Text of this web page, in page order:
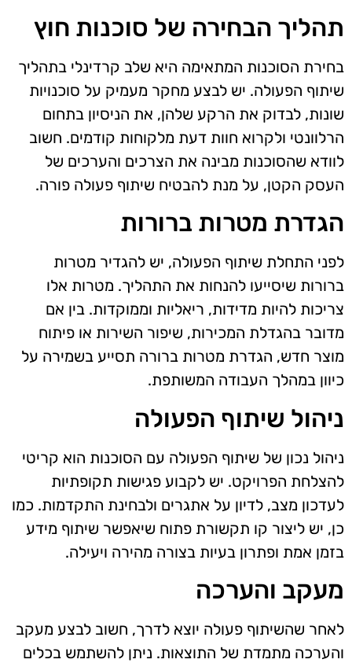
תהליך הבחירה של סוכנות חוץ
בחירת הסוכנות המתאימה היא שלב קרדינלי בתהליך
שיתוף הפעולה. יש לבצע מחקר מעמיק על סוכנויות
שונות, לבדוק את הרקע שלהן, את הניסיון בתחום
הרלוונטי ולקרוא חוות דעת מלקוחות קודמים. חשוב
לוודא שהסוכנות מבינה את הצרכים והערכים של
העסק הקטן, על מנת להבטיח שיתוף פעולה פורה.
הגדרת מטרות ברורות
לפני התחלת שיתוף הפעולה, יש להגדיר מטרות
ברורות שיסייעו להנחות את התהליך. מטרות אלו
צריכות להיות מדידות, ריאליות וממוקדות. בין אם
מדובר בהגדלת המכירות, שיפור השירות או פיתוח
מוצר חדש, הגדרת מטרות ברורה תסייע בשמירה על
כיוון במהלך העבודה המשותפת.
ניהול שיתוף הפעולה
ניהול נכון של שיתוף הפעולה עם הסוכנות הוא קריטי
להצלחת הפרויקט. יש לקבוע פגישות תקופתיות
לעדכון מצב, לדיון על אתגרים ולבחינת התקדמות. כמו
כן, יש ליצור קו תקשורת פתוח שיאפשר שיתוף מידע
בזמן אמת ופתרון בעיות בצורה מהירה ויעילה.
מעקב והערכה
לאחר שהשיתוף פעולה יוצא לדרך, חשוב לבצע מעקב
והערכה מתמדת של התוצאות. ניתן להשתמש בכלים